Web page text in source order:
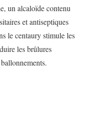
un alcaloïde contenu
et antiseptiques
le centaury stimule les
les brûlures